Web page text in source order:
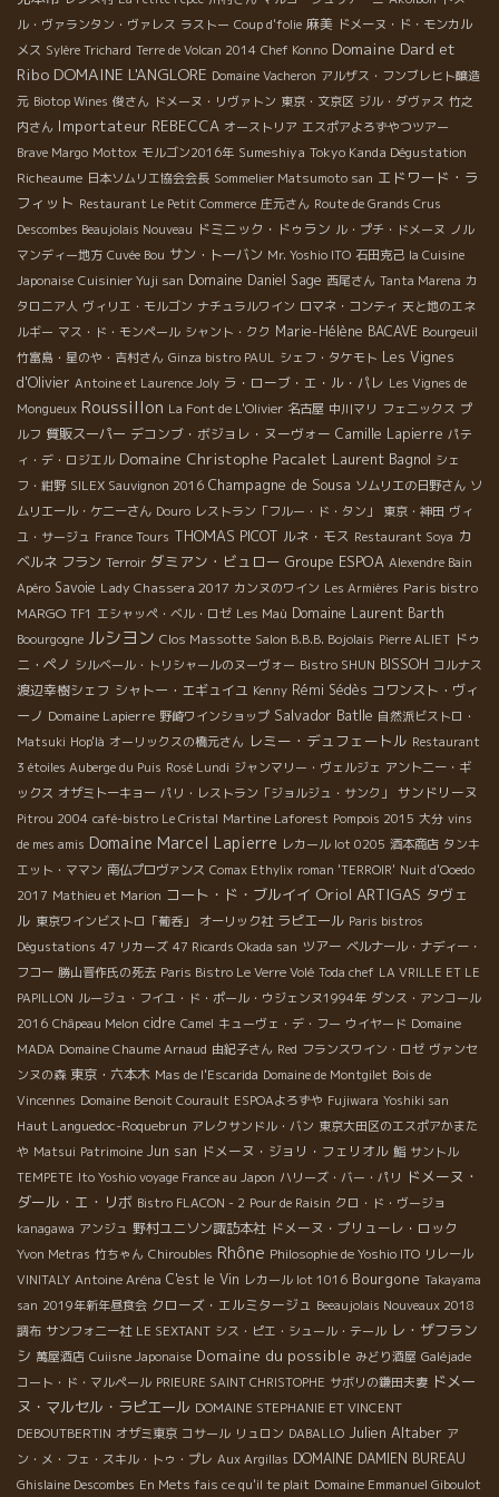
ル・ヴァランタン・ヴァレス ラストー Coup d'folie 麻美 ドメーヌ・ド・モンカル
メス Sylère Trichard Terre de Volcan 2014 Chef Konno Domaine Dard et
Ribo DOMAINE L'ANGLORE Domaine Vacheron アルザス・フンブレヒト醸造
元 Biotop Wines 俊さん ドメーヌ・リヴァトン 東京・文京区 ジル・ダヴァス 竹之
内さん Importateur REBECCA オーストリア エスポアよろずやつツアー
Brave Margo Mottox モルゴン2016年 Sumeshiya Tokyo Kanda Dégustation
Richeaume 日本ソムリエ協会会長 Sommelier Matsumoto san エドワード・ラ
フィット Restaurant Le Petit Commerce 庄元さん Route de Grands Crus
Descombes Beaujolais Nouveau ドミニック・ドゥラン ル・プチ・ドメーヌ ノル
マンディー地方 Cuvée Bou サン・トーバン Mr. Yoshio ITO 石田克己 la Cuisine
Japonaise Cuisinier Yuji san Domaine Daniel Sage 西尾さん Tanta Marena カ
タロニア人 ヴィリエ・モルゴン ナチュラルワイン ロマネ・コンティ 天と地のエネ
ルギー マス・ド・モンペール シャント・クク Marie-Hélène BACAVE Bourgeuil
竹富島・星のや・吉村さん Ginza bistro PAUL シェフ・タケモト Les Vignes
d'Olivier Antoine et Laurence Joly ラ・ローブ・エ・ル・パレ Les Vignes de
Mongueux Roussillon La Font de L'Olivier 名古屋 中川マリ フェニックス プ
ルフ 質販スーパー デコンブ・ボジョレ・ヌーヴォー Camille Lapierre パテ
ィ・デ・ロジエル Domaine Christophe Pacalet Laurent Bagnol シェ
フ・紺野 SILEX Sauvignon 2016 Champagne de Sousa ソムリエの日野さん ソ
ムリエール・ケニーさん Douro レストラン「フルー・ド・タン」 東京・神田 ヴィ
ユ・サージュ France Tours THOMAS PICOT ルネ・モス Restaurant Soya カ
ベルネ フラン Terroir ダミアン・ビュロー Groupe ESPOA Alexendre Bain
Apéro Savoie Lady Chassera 2017 カンヌのワイン Les Armières Paris bistro
MARGO TF1 エシャッペ・ベル・ロゼ Les Maù Domaine Laurent Barth
Boourgogne ルシヨン Clos Massotte Salon B.B.B. Bojolais Pierre ALIET ドゥ
ニ・ペノ シルベール・トリシャールのヌーヴォー Bistro SHUN BISSOH コルナス
渡辺幸樹シェフ シャトー・エギュイユ Kenny Rémi Sédès コワンスト・ヴィ
ーノ Domaine Lapierre 野崎ワインショップ Salvador Batlle 自然派ビストロ・
Matsuki Hop'là オーリックスの橋元さん レミー・デュフェートル Restaurant
3 étoiles Auberge du Puis Rosé Lundi ジャンマリー・ヴェルジェ アントニー・ギ
ックス オザミトーキョー パリ・レストラン「ジョルジュ・サンク」 サンドリーヌ
Pitrou 2004 café-bistro Le Cristal Martine Laforest Pompois 2015 大分 vins
de mes amis Domaine Marcel Lapierre レカール lot 0205 酒本商店 タンキ
エット・ママン 南仏プロヴァンス Comax Ethylix roman 'TERROIR' Nuit d'Ooedo
2017 Mathieu et Marion コート・ド・ブルイイ Oriol ARTIGAS タヴェ
ル 東京ワインビストロ「葡呑」 オーリック社 ラピエール Paris bistros
Dégustations 47 リカーズ 47 Ricards Okada san ツアー ベルナール・ナディー・
フコー 勝山晋作氏の死去 Paris Bistro Le Verre Volé Toda chef LA VRILLE ET LE
PAPILLON ルージュ・フイユ・ド・ポール・ウジェンヌ1994年 ダンス・アンコール
2016 Châpeau Melon cidre Camel キューヴェ・デ・フー ウイヤード Domaine
MADA Domaine Chaume Arnaud 由紀子さん Red フランスワイン・ロゼ ヴァンセ
ンヌの森 東京・六本木 Mas de l'Escarida Domaine de Montgilet Bois de
Vincennes Domaine Benoit Courault ESPOAよろずや Fujiwara Yoshiki san
Haut Languedoc-Roquebrun アレクサンドル・バン 東京大田区のエスポアかまた
や Matsui Patrimoine Jun san ドメーヌ・ジョリ・フェリオル 鮨 サントル
TEMPETE Ito Yoshio voyage France au Japon ハリーズ・バー・パリ ドメーヌ・
ダール・エ・リボ Bistro FLACON - 2 Pour de Raisin クロ・ド・ヴージョ
kanagawa アンジュ 野村ユニソン諏訪本社 ドメーヌ・プリューレ・ロック
Yvon Metras 竹ちゃん Chiroubles Rhône Philosophie de Yoshio ITO リレール
VINITALY Antoine Aréna C'est le Vin レカール lot 1016 Bourgone Takayama
san 2019年新年昼食会 クローズ・エルミタージュ Beeaujolais Nouveaux 2018
調布 サンフォニー社 LE SEXTANT シス・ピエ・シュール・テール レ・ザフラン
シ 萬屋酒店 Cuiisne Japonaise Domaine du possible みどり酒屋 Galéjade
コート・ド・マルペール PRIEURE SAINT CHRISTOPHE サボリの鎌田夫妻 ドメー
ヌ・マルセル・ラピエール DOMAINE STEPHANIE ET VINCENT
DEBOUTBERTIN オザミ東京 コサール リュロン DABALLO Julien Altaber ア
ン・メ・フェ・スキル・トゥ・プレ Aux Argillas DOMAINE DAMIEN BUREAU
Ghislaine Descombes En Mets fais ce qu'il te plait Domaine Emmanuel Giboulot